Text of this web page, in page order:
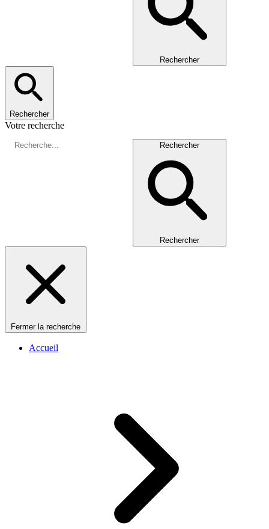
Rechercher
Rechercher
Votre recherche
Rechercher
Rechercher
Fermer la recherche
Accueil